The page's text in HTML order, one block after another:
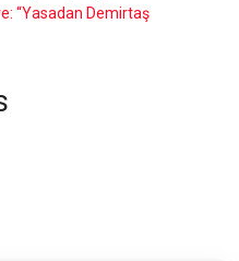
“Yasadan Demirtaş